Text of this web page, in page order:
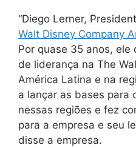
“Diego Lerner,
Walt Disney Company
Por quase 35 anos, ele
de liderança na The
América Latina e na
a lançar as bases para
nessas regiões e fez
​​para a empresa e seu
disse a empresa.